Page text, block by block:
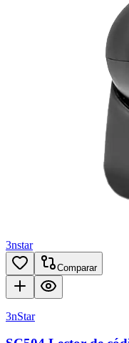
3nstar
Comparar
3nStar